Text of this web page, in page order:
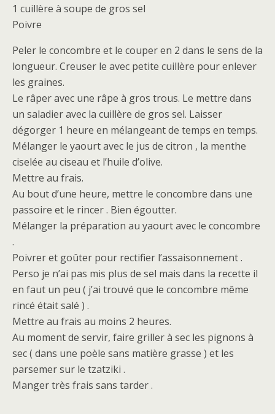
1 cuillère à soupe de gros sel
Poivre
Peler le concombre et le couper en 2 dans le sens de la
longueur. Creuser le avec petite cuillère pour enlever
les graines.
Le râper avec une râpe à gros trous. Le mettre dans
un saladier avec la cuillère de gros sel. Laisser
dégorger 1 heure en mélangeant de temps en temps.
Mélanger le yaourt avec le jus de citron , la menthe
ciselée au ciseau et l’huile d’olive.
Mettre au frais.
Au bout d’une heure, mettre le concombre dans une
passoire et le rincer . Bien égoutter.
Mélanger la préparation au yaourt avec le concombre
.
Poivrer et goûter pour rectifier l’assaisonnement .
Perso je n’ai pas mis plus de sel mais dans la recette il
en faut un peu ( j’ai trouvé que le concombre même
rincé était salé ) .
Mettre au frais au moins 2 heures.
Au moment de servir, faire griller à sec les pignons à
sec ( dans une poèle sans matière grasse ) et les
parsemer sur le tzatziki .
Manger très frais sans tarder .